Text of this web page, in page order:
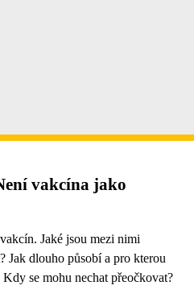
vakcína jako
Jaké jsou mezi nimi
Jak dlouho působí a pro kterou
se mohu nechat přeočkovat?